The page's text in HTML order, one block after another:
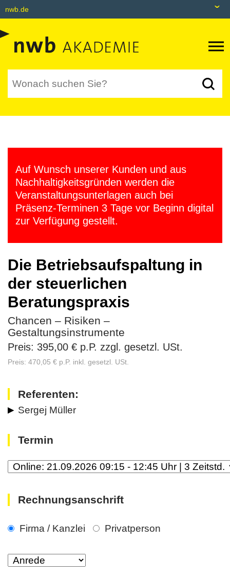
nwb.de
Datenbank
Akademie
tax&bytes
NWB NEO
Auf Wunsch unserer Kunden und aus
Nachhaltigkeitsgründen werden die
Veranstaltungsunterlagen auch bei
Präsenz-Terminen 3 Tage vor Beginn digital
zur Verfügung gestellt.
Die Betriebsaufspaltung in
der steuerlichen
Beratungspraxis
Chancen – Risiken –
Gestaltungsinstrumente
Preis: 395,00 € p.P. zzgl. gesetzl. USt.
Preis: 470,05 € p.P. inkl. gesetzl. USt.
Referenten:
Sergej Müller
Termin
Rechnungsanschrift
Firma / Kanzlei Privatperson